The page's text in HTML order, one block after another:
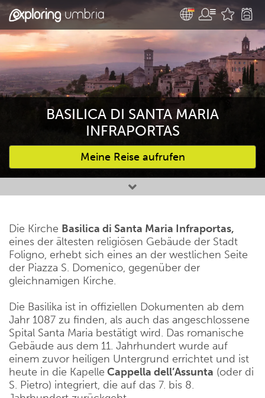
BASILICA DI SANTA MARIA
INFRAPORTAS
Meine Reise aufrufen
Bevorzugte Aktivitäten
Die Kirche Basilica di Santa Maria Infraportas,
eines der ältesten religiösen Gebäude der Stadt
Foligno, erhebt sich eines an der westlichen Seite
der Piazza S. Domenico, gegenüber der
gleichnamigen Kirche.
Die Basilika ist in offiziellen Dokumenten ab dem
Jahr 1087 zu finden, als auch das angeschlossene
Spital Santa Maria bestätigt wird. Das romanische
Gebäude aus dem 11. Jahrhundert wurde auf
einem zuvor heiligen Untergrund errichtet und ist
heute in die Kapelle Cappella dell’Assunta (oder di
S. Pietro) integriert, die auf das 7. bis 8.